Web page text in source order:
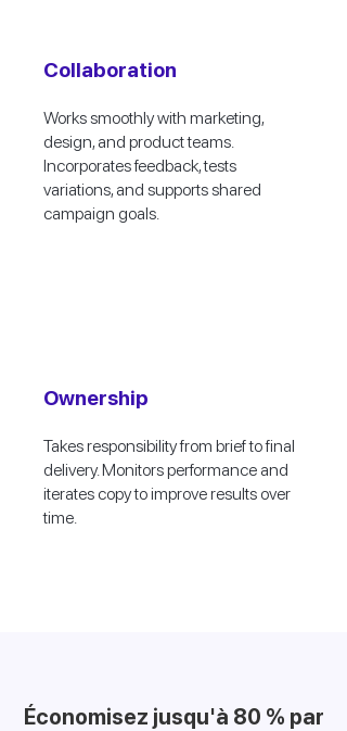
Collaboration
Works smoothly with marketing,
design, and product teams.
Incorporates feedback, tests
variations, and supports shared
campaign goals.
Ownership
Takes responsibility from brief to final
delivery. Monitors performance and
iterates copy to improve results over
time.
Économisez jusqu'à 80 % par